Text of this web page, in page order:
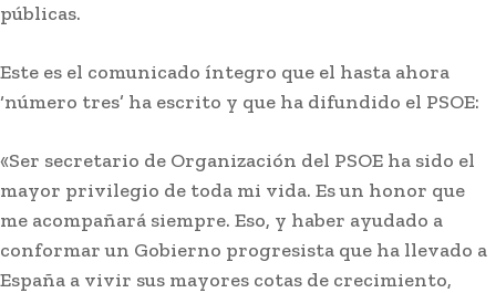
Semana Santa
Virgen de la Fuensanta
Coronada de Alcaudete
Lo más leído
públicas.
Este es el comunicado íntegro que el hasta ahora
‘número tres’ ha escrito y que ha difundido el PSOE:
«Ser secretario de Organización del PSOE ha sido el
mayor privilegio de toda mi vida. Es un honor que
me acompañará siempre. Eso, y haber ayudado a
conformar un Gobierno progresista que ha llevado a
España a vivir sus mayores cotas de crecimiento,